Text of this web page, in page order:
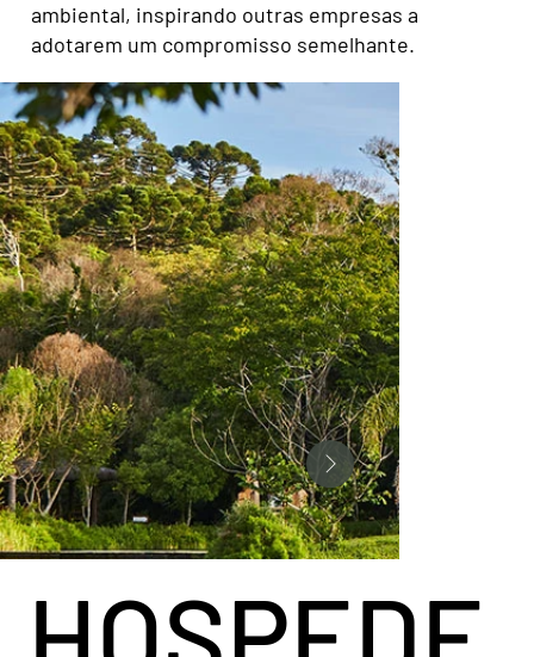
ambiental, inspirando outras empresas a
adotarem um compromisso semelhante.